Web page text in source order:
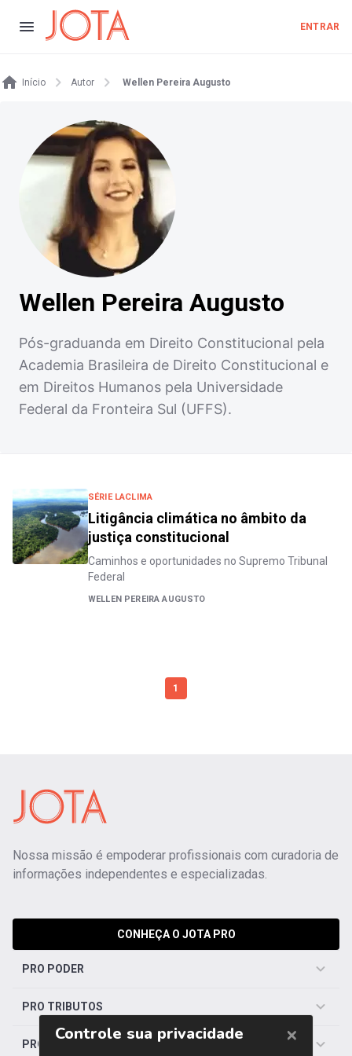
ENTRAR
Início Autor Wellen Pereira Augusto
Wellen Pereira Augusto
Pós-graduanda em Direito Constitucional pela
Academia Brasileira de Direito Constitucional e
em Direitos Humanos pela Universidade
Federal da Fronteira Sul (UFFS).
SÉRIE LACLIMA
Litigância climática no âmbito da
justiça constitucional
Caminhos e oportunidades no Supremo Tribunal
Federal
WELLEN PEREIRA AUGUSTO
1
Nossa missão é empoderar profissionais com curadoria de
informações independentes e especializadas.
CONHEÇA O JOTA PRO
PRO PODER
PRO TRIBUTOS
PRO TRABALHISTA